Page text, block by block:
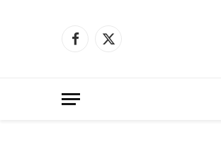
Facebook
X